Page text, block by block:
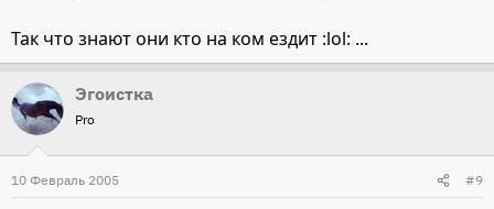
Так что знают они кто на ком ездит :lol: ...
Эгоистка
Pro
10 Февраль 2005 #9